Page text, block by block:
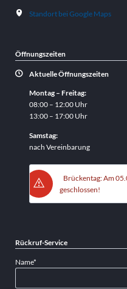
Standort bei Google Maps
Öffnungszeiten
Aktuelle Öffnungszeiten
Montag – Freitag:
08:00 – 12:00 Uhr
13:00 – 17:00 Uhr
Samstag:
nach Vereinbarung
Brückentag: Am
geschlossen!
Rückruf-Service
Pflichtfeld
Name*